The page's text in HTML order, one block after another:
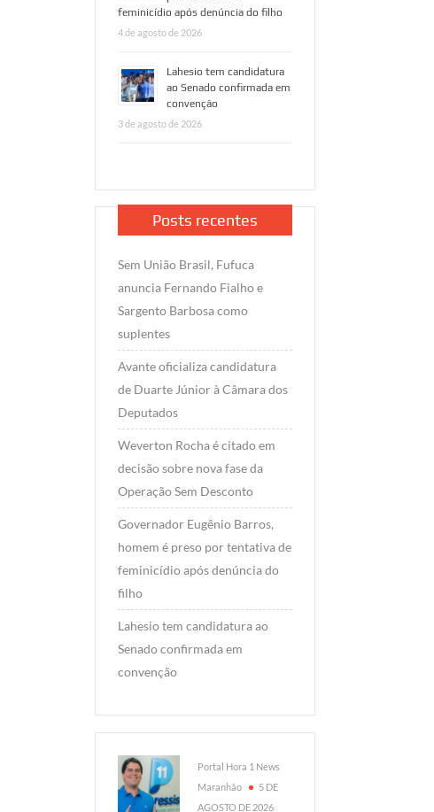
feminicídio após denúncia do filho
4 de agosto de 2026
Lahesio tem candidatura
ao Senado confirmada em
convenção
3 de agosto de 2026
Posts recentes
Sem União Brasil, Fufuca
anuncia Fernando Fialho e
Sargento Barbosa como
suplentes
Avante oficializa candidatura
de Duarte Júnior à Câmara dos
Deputados
Weverton Rocha é citado em
decisão sobre nova fase da
Operação Sem Desconto
Governador Eugênio Barros,
homem é preso por tentativa de
feminicídio após denúncia do
filho
Lahesio tem candidatura ao
Senado confirmada em
convenção
Portal Hora 1 News
Maranhão
5 DE
AGOSTO DE 2026